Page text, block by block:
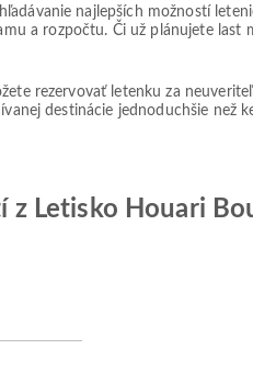
najlepších možností
a rozpočtu. Či už plánujete last
rezervovať letenku za
destinácie jednoduchšie než
Letisko Houari